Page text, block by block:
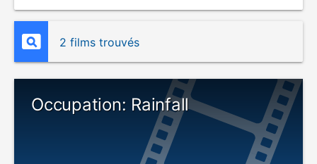
2 films trouvés
Occupation: Rainfall